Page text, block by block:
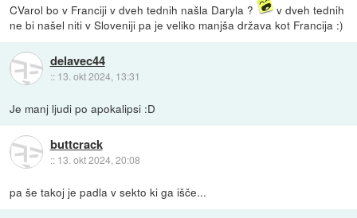
CVarol bo v Franciji v dveh tednih našla Daryla ?
v dveh tednih
ne bi našel niti v Sloveniji pa je veliko manjša država kot Francija :)
delavec44
:: 13. okt 2024, 13:31
Je manj ljudi po apokalipsi :D
buttcrack
:: 13. okt 2024, 20:08
pa še takoj je padla v sekto ki ga išče...